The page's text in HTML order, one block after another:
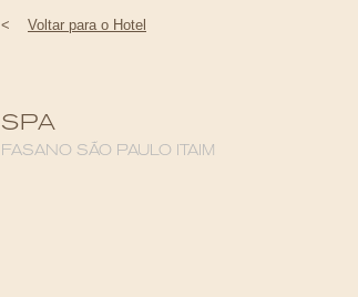
< Voltar para o Hotel
SPA
FASANO SÃO PAULO ITAIM